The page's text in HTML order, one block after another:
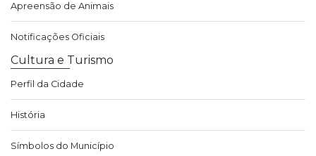
Apreensão de Animais
Notificações Oficiais
Cultura e Turismo
Perfil da Cidade
História
Símbolos do Município